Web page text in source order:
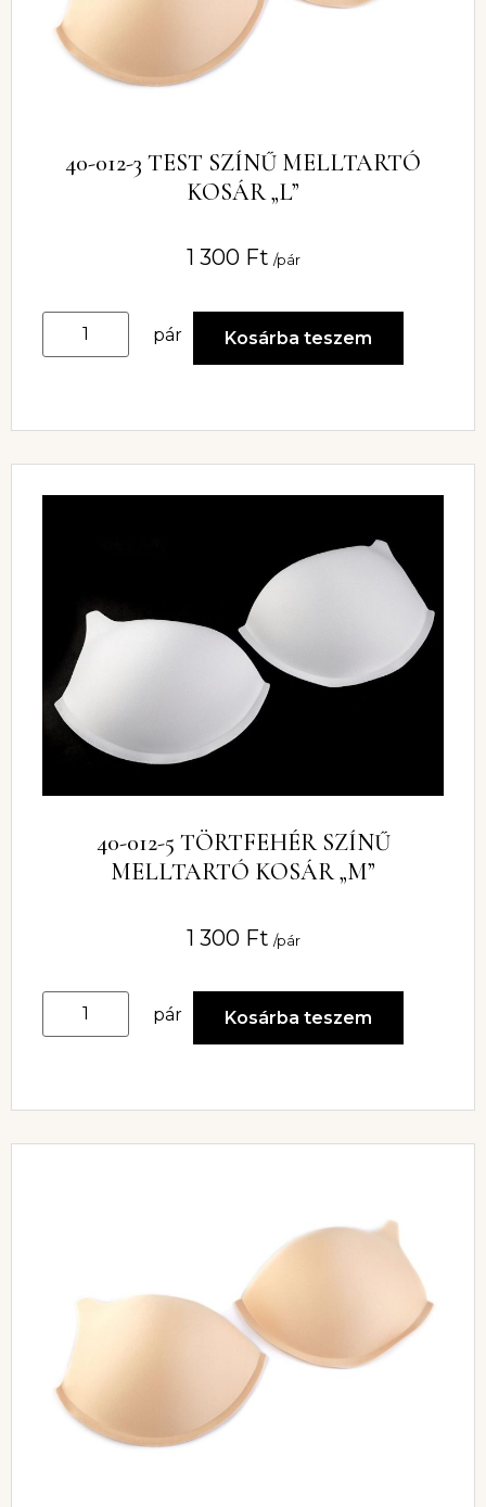
40-012-3 TEST SZÍNŰ MELLTARTÓ
KOSÁR „L”
1 300 Ft /pár
pár Kosárba teszem
40-012-5 TÖRTFEHÉR SZÍNŰ
MELLTARTÓ KOSÁR „M”
1 300 Ft /pár
pár Kosárba teszem